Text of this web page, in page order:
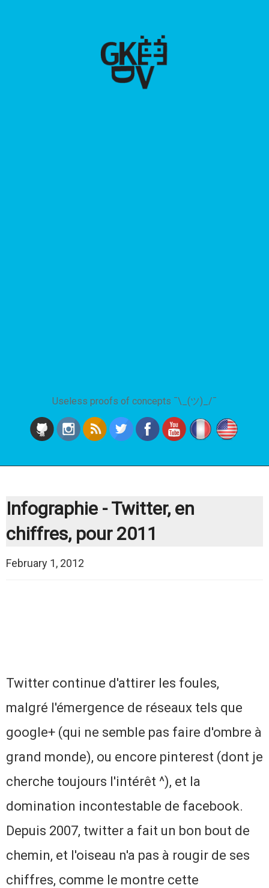
Useless proofs of concepts ¯\_(ツ)_/¯
Infographie - Twitter, en
chiffres, pour 2011
February 1, 2012
Twitter continue d'attirer les foules,
malgré l'émergence de réseaux tels que
google+ (qui ne semble pas faire d'ombre à
grand monde), ou encore pinterest (dont je
cherche toujours l'intérêt ^), et la
domination incontestable de facebook.
Depuis 2007, twitter a fait un bon bout de
chemin, et l'oiseau n'a pas à rougir de ses
chiffres, comme le montre cette